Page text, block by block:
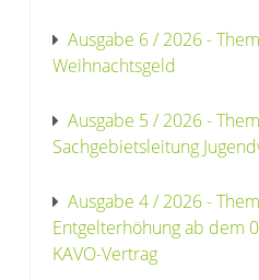
Ausgabe 6 / 2026 -
Weihnachtsgeld
Ausgabe 5 / 2026 -
Sachgebietsleitung
Ausgabe 4 / 2026 -
Entgelterhöhung ab dem
KAVO-Vertrag